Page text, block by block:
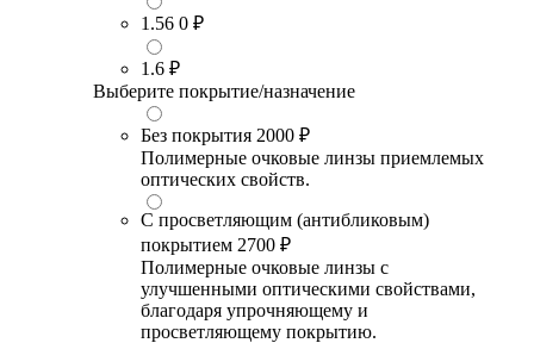
1.56 0 ₽
1.6 ₽
Выберите покрытие/назначение
Без покрытия 2000 ₽
Полимерные очковые линзы приемлемых
оптических свойств.
С просветляющим (антибликовым)
покрытием 2700 ₽
Полимерные очковые линзы с
улучшенными оптическими свойствами,
благодаря упрочняющему и
просветляющему покрытию.